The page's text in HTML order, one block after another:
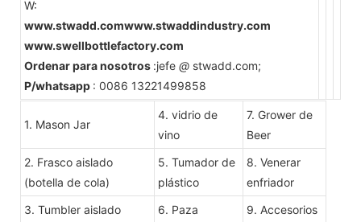
W:
www.stwadd.comwww.stwaddindustry.com
www.swellbottlefactory.com
Ordenar para nosotros :jefe @ stwadd.com;
P/whatsapp : 0086 13221499858
1. Mason Jar
4. vidrio de
vino
7. Grower de
Beer
2. Frasco aislado
(botella de cola)
5. Tumador de
plástico
8. Venerar
enfriador
3. Tumbler aislado
6. Paza
9. Accesorios